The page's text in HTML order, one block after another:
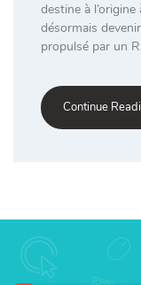
destine à
désormais
propulsé par un
Continue